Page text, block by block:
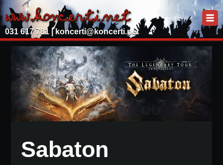
031 617 781 | koncerti@koncerti.net
Sabaton